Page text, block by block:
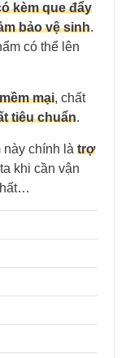
kèm que đẩy
bảo vệ sinh.
có thể lên
mại, chất
tiêu chuẩn.
chính là trợ
khi cần vận